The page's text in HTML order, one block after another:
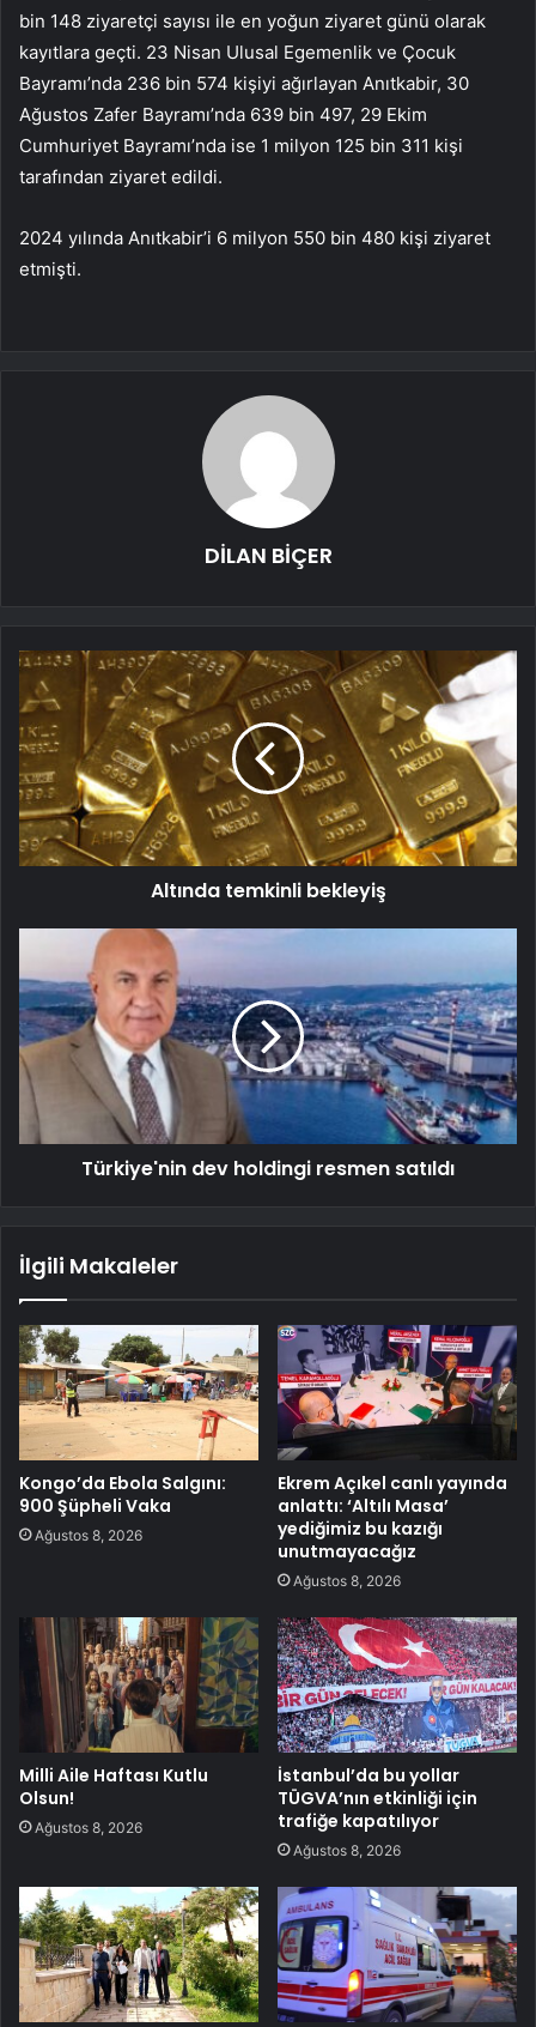
bin 148 ziyaretçi sayısı ile en yoğun ziyaret günü olarak
kayıtlara geçti. 23 Nisan Ulusal Egemenlik ve Çocuk
Bayramı’nda 236 bin 574 kişiyi ağırlayan Anıtkabir, 30
Ağustos Zafer Bayramı’nda 639 bin 497, 29 Ekim
Cumhuriyet Bayramı’nda ise 1 milyon 125 bin 311 kişi
tarafından ziyaret edildi.
2024 yılında Anıtkabir’i 6 milyon 550 bin 480 kişi ziyaret
etmişti.
DİLAN BİÇER
Altında temkinli bekleyiş
Türkiye'nin dev holdingi resmen satıldı
İlgili Makaleler
Kongo’da Ebola Salgını:
900 Şüpheli Vaka
Ağustos 8, 2026
Ekrem Açıkel canlı yayında
anlattı: ‘Altılı Masa’
yediğimiz bu kazığı
unutmayacağız
Ağustos 8, 2026
Milli Aile Haftası Kutlu
Olsun!
Ağustos 8, 2026
İstanbul’da bu yollar
TÜGVA’nın etkinliği için
trafiğe kapatılıyor
Ağustos 8, 2026